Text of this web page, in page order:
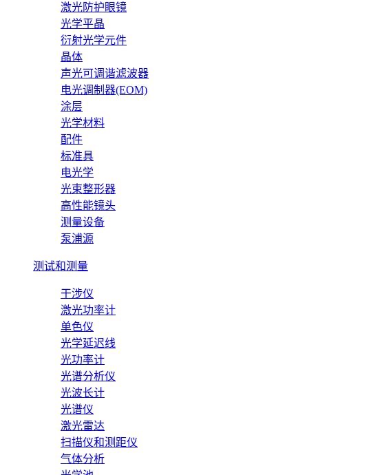
激光防护眼镜
光学平晶
衍射光学元件
晶体
声光可调谐滤波器
电光调制器(EOM)
涂层
光学材料
配件
标准具
电光学
光束整形器
高性能镜头
测量设备
泵浦源
测试和测量
干涉仪
激光功率计
单色仪
光学延迟线
光功率计
光谱分析仪
光波长计
光谱仪
激光雷达
扫描仪和测距仪
气体分析